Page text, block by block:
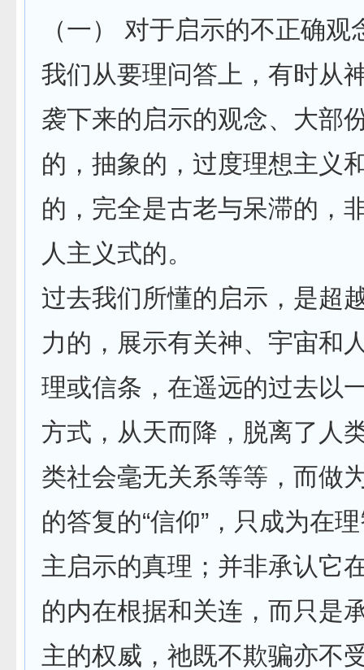
（一） 对于启示的不正确观
我们从要理问答上，有时从
袭下来的启示的观念、大部
的，抽象的，过度理想主义
的，完全是古老与呆滞的，
人主义式的。
过去我们所懂的启示，是超
力的，展示有关神、宇宙和
理或信条，在遥远的过去以
方式，从天而降，脱离了人
类社会毫无关系等等，而做
的答复的“信仰”，只成为在
主启示的真理；并非承认它
的内在根据和关连，而只是
主的权威，祂既不欺骗亦不